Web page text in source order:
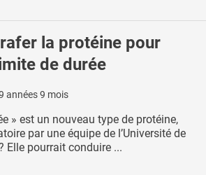
la protéine pour
de durée
années 9 mois
» est un nouveau type de protéine,
par une équipe de l’Université de
Elle pourrait conduire ...